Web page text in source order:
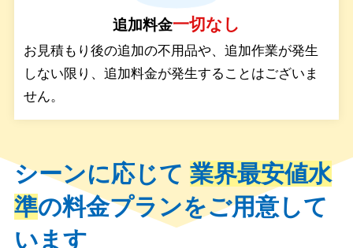
追加料金一切なし
お見積もり後の追加の不用品や、追加作業が発生
しない限り、追加料金が発生することはございま
せん。
シーンに応じて 業界最安値水
準の料金プランをご用意して
います